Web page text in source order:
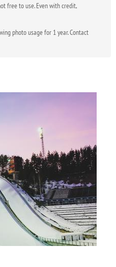
free to use. Even with credit,
photo usage for 1 year. Contact